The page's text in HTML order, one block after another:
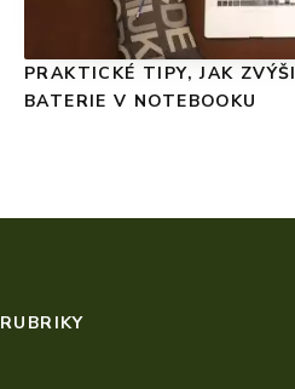
PRAKTICKÉ TIPY, JAK
BATERIE V NOTEBOOKU
RUBRIKY